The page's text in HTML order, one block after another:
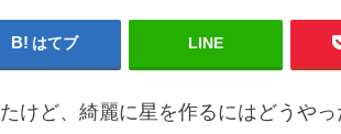
はてブ LINE
けど、綺麗に星を作るにはどうや